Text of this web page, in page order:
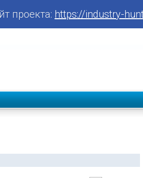
проекта: https://industry-